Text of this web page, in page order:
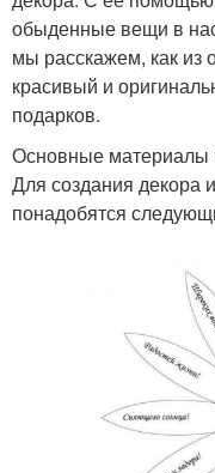
обыденные вещи в
мы расскажем, как из
красивый и
подарков.
Основные материалы
Для создания декора
понадобятся